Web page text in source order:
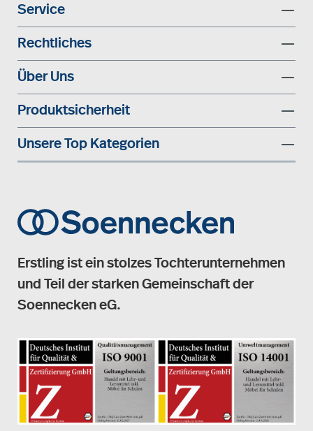
Service
Rechtliches
Über Uns
Produktsicherheit
Unsere Top Kategorien
Erstling ist ein stolzes Tochterunternehmen
und Teil der starken Gemeinschaft der
Soennecken eG.